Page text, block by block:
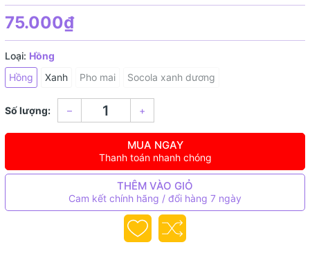
75.000₫
Loại: Hồng
Hồng
Xanh Pho mai Socola xanh dương
Số lượng: – +
MUA NGAY
Thanh toán nhanh chóng
THÊM VÀO GIỎ
Cam kết chính hãng / đổi hàng 7 ngày